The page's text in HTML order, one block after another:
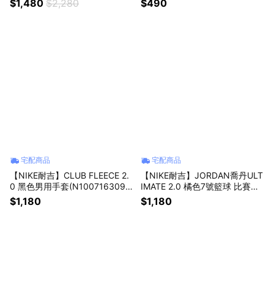
灘沙灘 高彈性排汗涼爽 女友禮
$1,480 $2,280
隨行耳機包隨身小收納袋 浪漫禮
$490
宅配商品
【NIKE耐吉】CLUB FLEECE 2.
0 黑色男用手套(N1007163091/
DX7066091)可觸控外送員必備
止汗速乾透氣導電保暖單車騎車
$1,180
宅配商品
【NIKE耐吉】JORDAN喬丹ULT
IMATE 2.0 橘色7號籃球 比賽用
球 超耐磨材質室外室內戶外場室
內場專用 成人標準七號 生日禮
$1,180